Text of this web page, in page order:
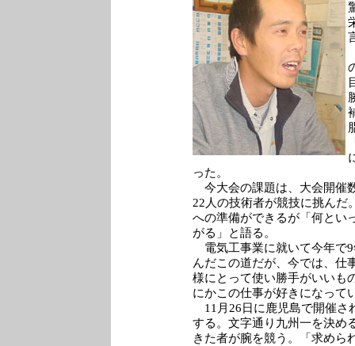
った。
今大会の課題は、大会開催
22人の技術者が競技に挑んだ
への準備ができるが「何とい
がる」と語る。
電気工事業に就いて今年で
んだこの道だが、今では、仕
様にとって使い勝手がいいも
にかこの仕事が好きになって
11月26日に鹿児島で開催さ
する。文字通り九州一を決め
きた者が腕を競う。「求めら